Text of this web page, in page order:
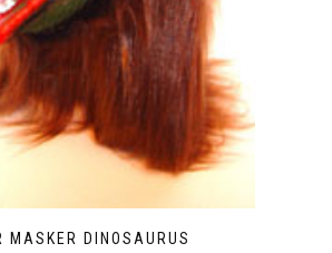
MASKER DINOSAURUS